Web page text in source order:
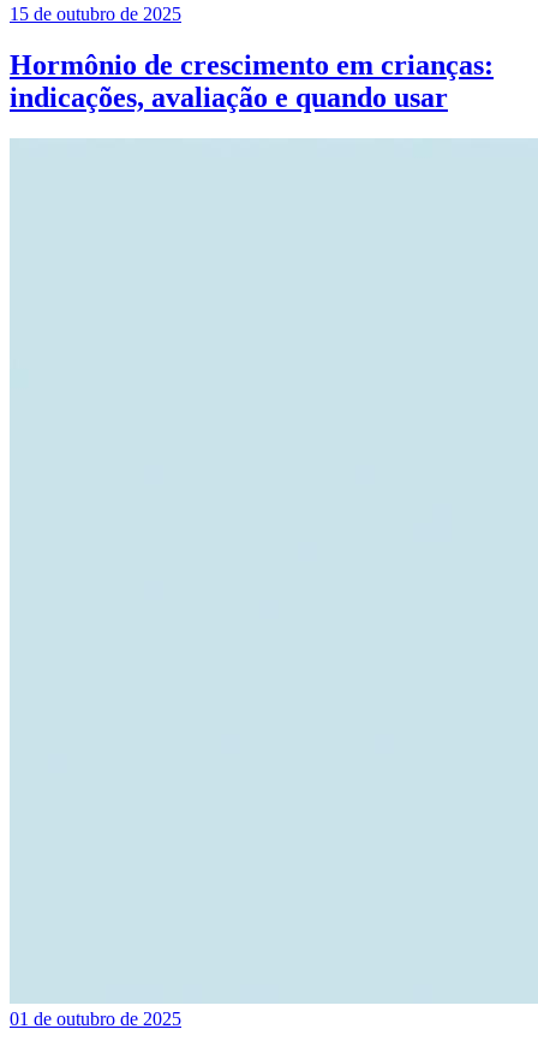
15 de outubro de 2025
Hormônio de crescimento em crianças:
indicações, avaliação e quando usar
01 de outubro de 2025